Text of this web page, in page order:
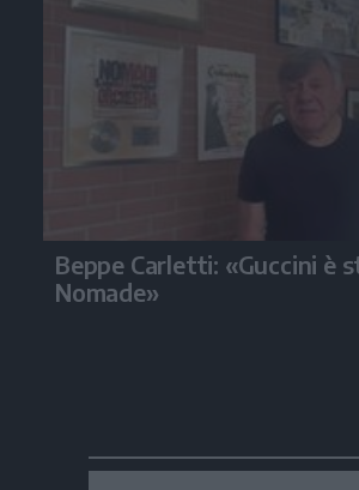
Beppe Carletti: «Guccini è
Nomade»